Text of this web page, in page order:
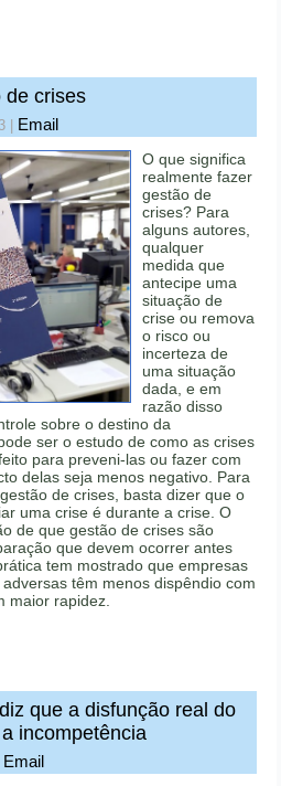
de crises
Email
O que significa
realmente fazer
gestão de
crises? Para
alguns autores,
qualquer
medida que
antecipe uma
situação de
crise ou remova
o risco ou
incerteza de
uma situação
dada, e em
razão disso
sobre o destino da
ser o estudo de como as crises
para preveni-las ou fazer com
delas seja menos negativo. Para
de crises, basta dizer que o
uma crise é durante a crise. O
de que gestão de crises são
que devem ocorrer antes
tem mostrado que empresas
têm menos dispêndio com
maior rapidez.
que a disfunção real do
incompetência
Email